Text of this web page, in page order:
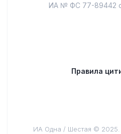
ИА № ФС 77-89442
Правила
ИА Одна / Шестая ©